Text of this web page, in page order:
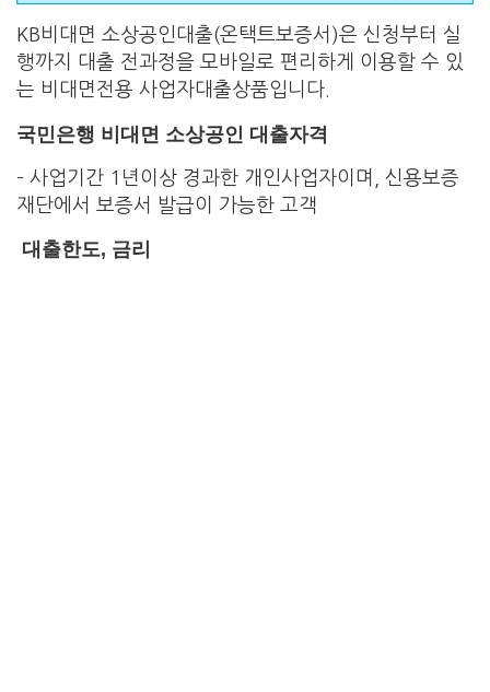
KB비대면 소상공인대출(온택트보증서)은 신청부터 실
행까지 대출 전과정을 모바일로 편리하게 이용할 수 있
는 비대면전용 사업자대출상품입니다.
국민은행 비대면 소상공인 대출자격
– 사업기간 1년이상 경과한 개인사업자이며, 신용보증
재단에서 보증서 발급이 가능한 고객
대출한도, 금리